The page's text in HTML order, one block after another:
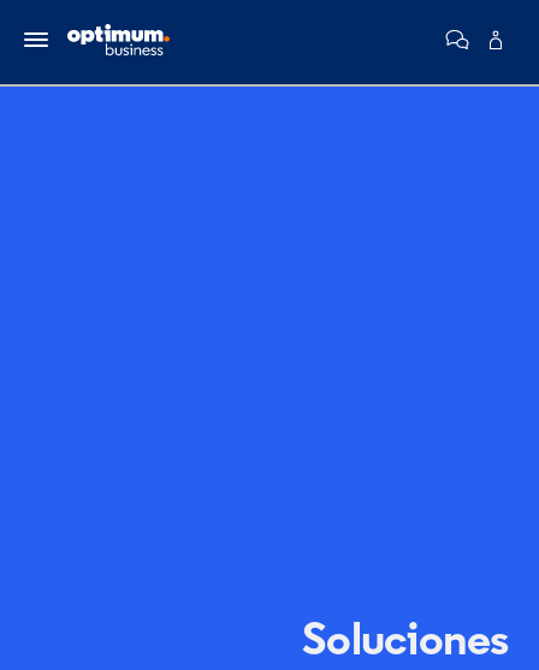
Soluciones